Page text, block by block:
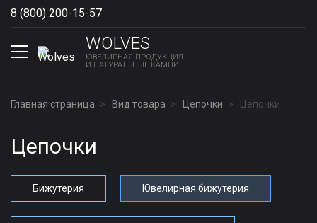
8 (800) 200-15-57
WOLVES
ЮВЕЛИРНАЯ ПРОДУКЦИЯ
И НАТУРАЛЬНЫЕ КАМНИ
Главная страница Вид товара Цепочки Цепочки
Цепочки
Бижутерия Ювелирная бижутерия